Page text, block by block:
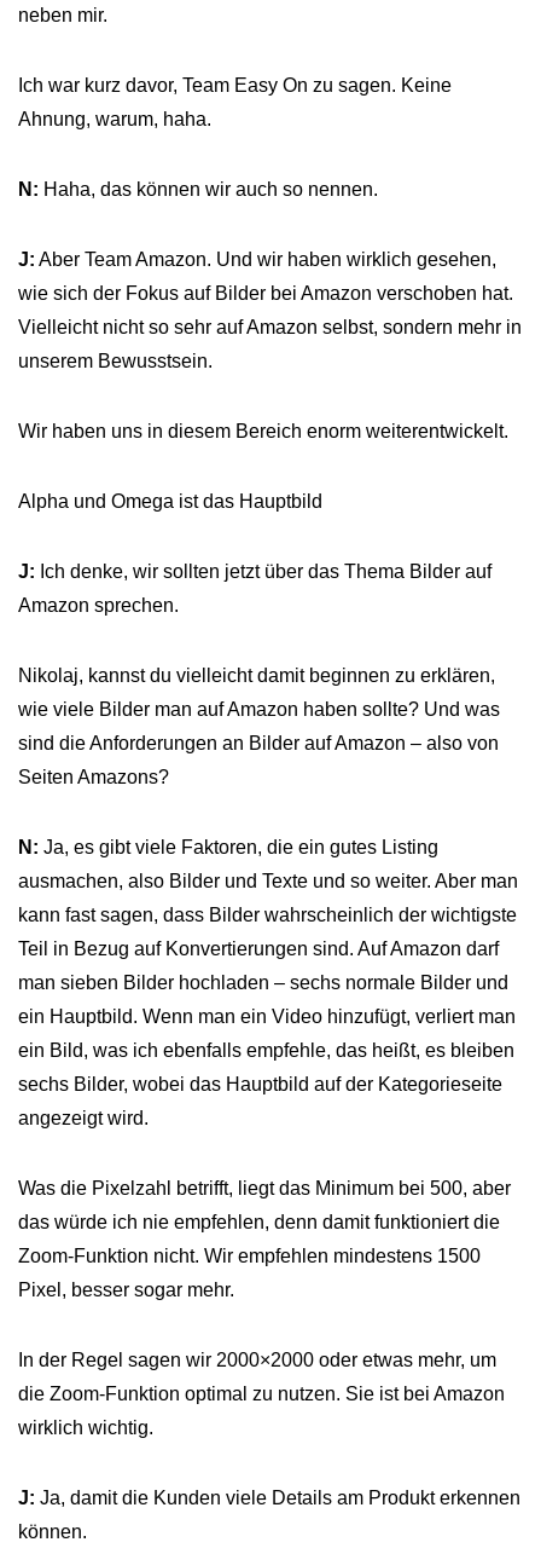
neben mir.
Ich war kurz davor, Team Easy On zu sagen. Keine
Ahnung, warum, haha.
N: Haha, das können wir auch so nennen.
J: Aber Team Amazon. Und wir haben wirklich gesehen,
wie sich der Fokus auf Bilder bei Amazon verschoben hat.
Vielleicht nicht so sehr auf Amazon selbst, sondern mehr in
unserem Bewusstsein.
Wir haben uns in diesem Bereich enorm weiterentwickelt.
Alpha und Omega ist das Hauptbild
J: Ich denke, wir sollten jetzt über das Thema Bilder auf
Amazon sprechen.
Nikolaj, kannst du vielleicht damit beginnen zu erklären,
wie viele Bilder man auf Amazon haben sollte? Und was
sind die Anforderungen an Bilder auf Amazon – also von
Seiten Amazons?
N: Ja, es gibt viele Faktoren, die ein gutes Listing
ausmachen, also Bilder und Texte und so weiter. Aber man
kann fast sagen, dass Bilder wahrscheinlich der wichtigste
Teil in Bezug auf Konvertierungen sind. Auf Amazon darf
man sieben Bilder hochladen – sechs normale Bilder und
ein Hauptbild. Wenn man ein Video hinzufügt, verliert man
ein Bild, was ich ebenfalls empfehle, das heißt, es bleiben
sechs Bilder, wobei das Hauptbild auf der Kategorieseite
angezeigt wird.
Was die Pixelzahl betrifft, liegt das Minimum bei 500, aber
das würde ich nie empfehlen, denn damit funktioniert die
Zoom-Funktion nicht. Wir empfehlen mindestens 1500
Pixel, besser sogar mehr.
In der Regel sagen wir 2000×2000 oder etwas mehr, um
die Zoom-Funktion optimal zu nutzen. Sie ist bei Amazon
wirklich wichtig.
J: Ja, damit die Kunden viele Details am Produkt erkennen
können.